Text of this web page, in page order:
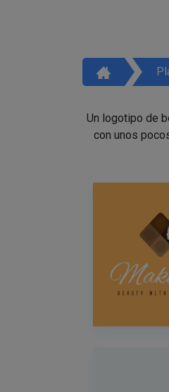
Un logotipo de
con unos